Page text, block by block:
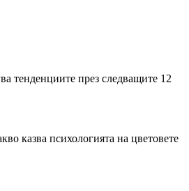
тенденциите през следващите 12
казва психологията на цветовете